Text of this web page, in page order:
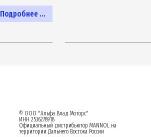
Подробнее ...
© ООО "Альфа Влад Моторс"
ИНН 2536278918
Официальный дистрибьютор MANNOL на
территории Дальнего Востока России